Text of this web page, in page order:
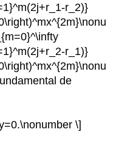
r_2)}
r_1)}
de
\]